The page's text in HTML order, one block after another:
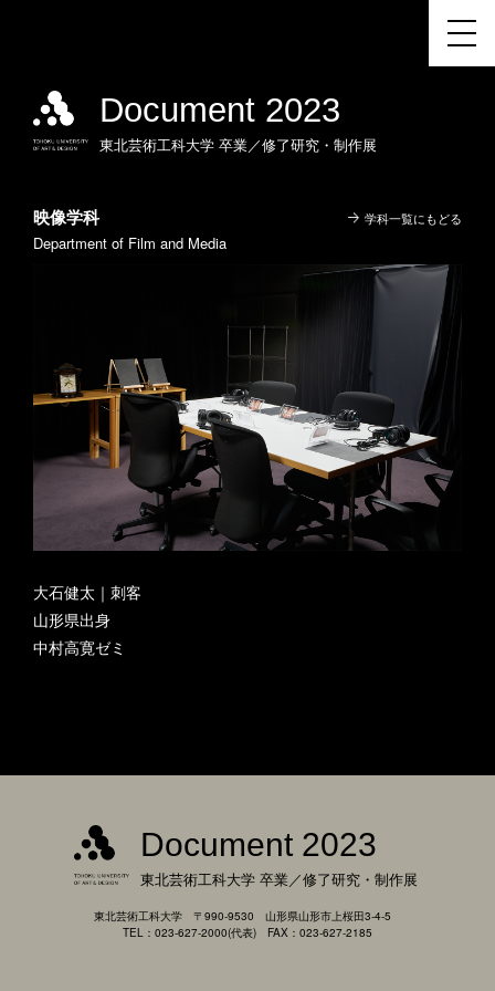
Document 2023
東北芸術工科大学 卒業／修了研究・制作展
学科一覧にもどる
映像学科
Department of Film and Media
大石健太｜刺客
山形県出身
中村高寛ゼミ
Document 2023
東北芸術工科大学 卒業／修了研究・制作展
東北芸術工科大学 〒990-9530 山形県山形市上桜田3-4-5
TEL：023-627-2000(代表) FAX：023-627-2185